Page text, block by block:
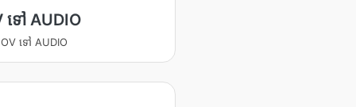
ទៅ AUDIO
ទៅ AUDIO